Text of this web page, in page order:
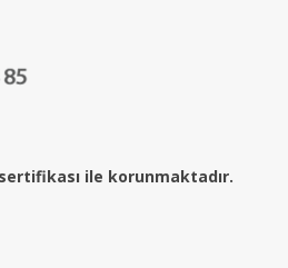
ile korunmaktadır.